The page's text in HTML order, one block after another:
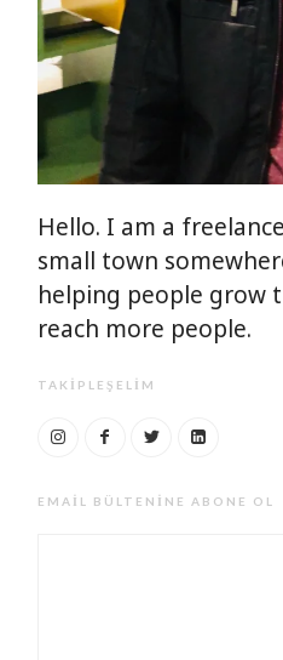
Hello. I am a
small town
helping people grow
reach more people.
TAKIPLEŞELIM
EMAIL BÜLTENINE ABONE OL